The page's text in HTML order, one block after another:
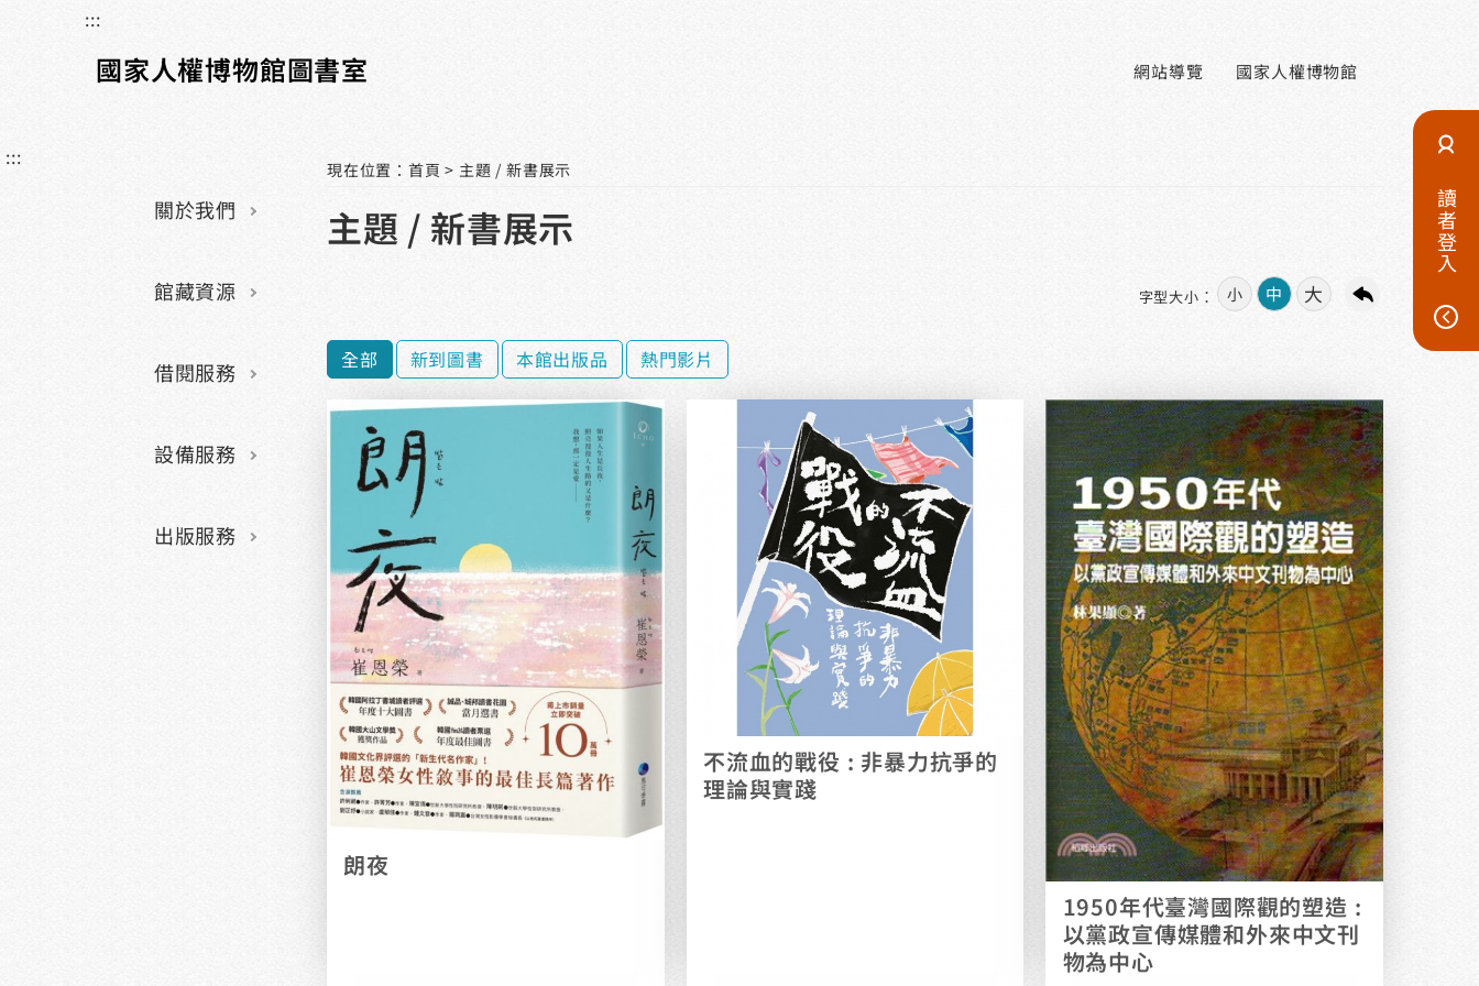
:::
國家人權博物館圖書室 網站導覽 國家人權博物館
讀者登入
:::
關於我們
館藏資源
借閱服務
設備服務
出版服務
現在位置 ：首頁 >主題 / 新書展示
主題 / 新書展示
字型大小： 小 中 大
全部 新到圖書 本館出版品 熱門影片
朗夜
不流血的戰役 : 非暴力抗爭的
理論與實踐
1950年代臺灣國際觀的塑造 :
以黨政宣傳媒體和外來中文刊
物為中心